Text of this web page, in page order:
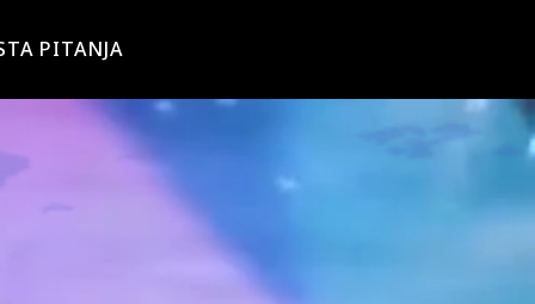
PITANJA